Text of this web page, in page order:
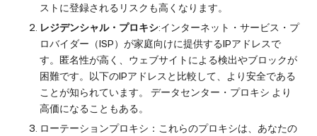
ストに登録されるリスクも高くなります。
レジデンシャル・プロキシ:インターネット・サービス・プ
ロバイダー（ISP）が家庭向けに提供するIPアドレスで
す。匿名性が高く、ウェブサイトによる検出やブロックが
困難です。以下のIPアドレスと比較して、より安全である
ことが知られています。 データセンター・プロキシ より
高価になることもある。
ローテーションプロキシ：これらのプロキシは、あなたの